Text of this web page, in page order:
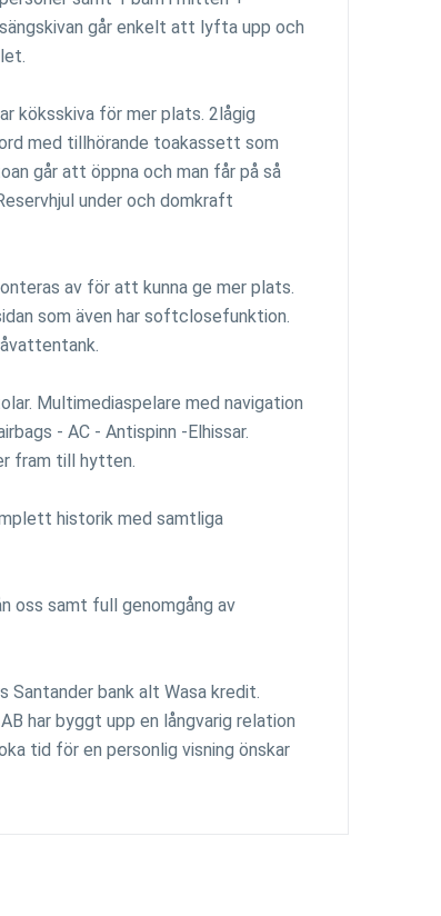
går enkelt att lyfta upp och
köksskiva för mer plats. 2lågig
med tillhörande toakassett som
går att öppna och man får på så
under och domkraft
av för att kunna ge mer plats.
som även har softclosefunktion.
Multimediaspelare med navigation
- AC - Antispinn -Elhissar.
fram till hytten.
historik med samtliga
oss samt full genomgång av
Santander bank alt Wasa kredit.
har byggt upp en långvarig relation
tid för en personlig visning önskar